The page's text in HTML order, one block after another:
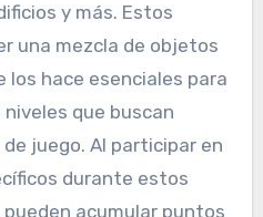
y más. Estos
una mezcla de objetos
los hace esenciales para
que buscan
juego. Al participar en
durante estos
acumular puntos